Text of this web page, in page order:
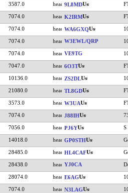
3587.0 9L8MD
7074.0 K2IRM
7074.0 WA6GXQ
7074.0 W3EWL/QRP
7074.0 VE9TG
7047.0 6O3T
10136.0 ZS2DL
21080.0 TL8GD
3573.0 W3UA
7074.0 J88IH
7056.0 PJ6Y S
14018.0 GP0STH
28485.0 HL4CAF
28438.0 YJ0CA
28074.0 E6AG
7074.0 N3LAG